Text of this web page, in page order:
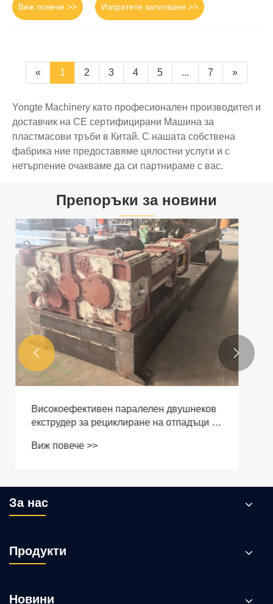
Виж повече >> Изпратете запитване >>
« 1 2 3 4 5 ... 7 »
Yongte Machinery като професионален производител и
доставчик на CE сертифицирани Машина за
пластмасови тръби в Китай. С нашата собствена
фабрика ние предоставяме цялостни услуги и с
нетърпение очакваме да си партнираме с вас.
Препоръки за новини
Оборудването за рециклиране на
пластмаса Yongte изпраща до клиент в
Африка
Виж повече >>
 
За нас
Продукти
Новини